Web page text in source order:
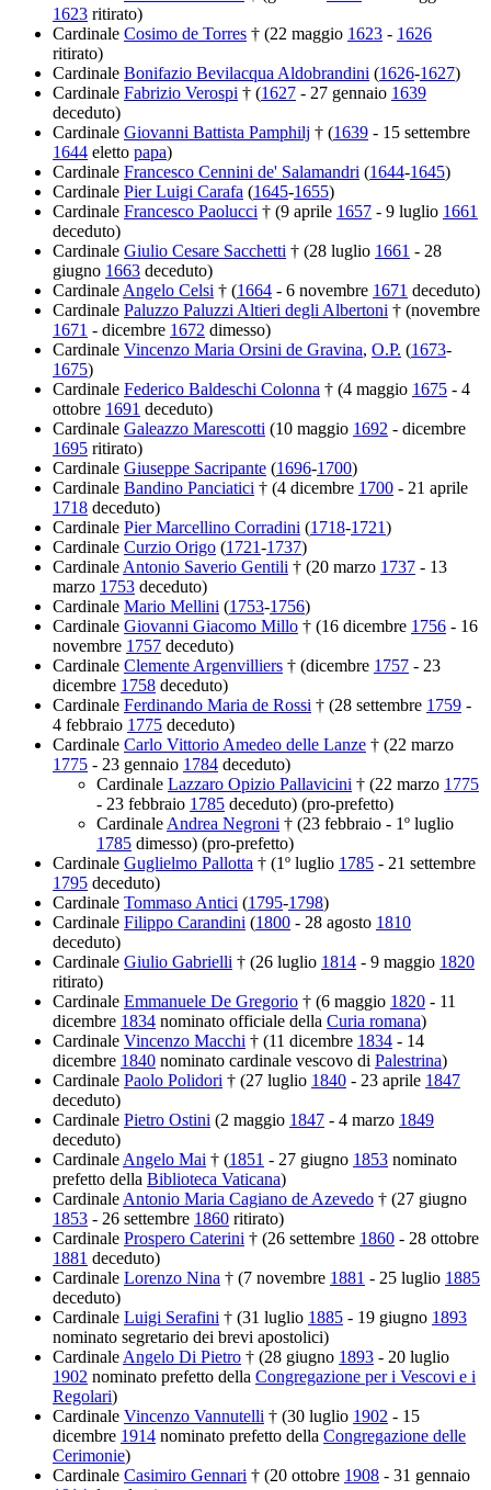
1623 ritirato)
Cardinale Cosimo de Torres † (22 maggio 1623 - 1626
ritirato)
Cardinale Bonifazio Bevilacqua Aldobrandini (1626-1627)
Cardinale Fabrizio Verospi † (1627 - 27 gennaio 1639
deceduto)
Cardinale Giovanni Battista Pamphilj † (1639 - 15 settembre
1644 eletto papa)
Cardinale Francesco Cennini de' Salamandri (1644-1645)
Cardinale Pier Luigi Carafa (1645-1655)
Cardinale Francesco Paolucci † (9 aprile 1657 - 9 luglio 1661
deceduto)
Cardinale Giulio Cesare Sacchetti † (28 luglio 1661 - 28
giugno 1663 deceduto)
Cardinale Angelo Celsi † (1664 - 6 novembre 1671 deceduto)
Cardinale Paluzzo Paluzzi Altieri degli Albertoni † (novembre
1671 - dicembre 1672 dimesso)
Cardinale Vincenzo Maria Orsini de Gravina, O.P. (1673-
1675)
Cardinale Federico Baldeschi Colonna † (4 maggio 1675 - 4
ottobre 1691 deceduto)
Cardinale Galeazzo Marescotti (10 maggio 1692 - dicembre
1695 ritirato)
Cardinale Giuseppe Sacripante (1696-1700)
Cardinale Bandino Panciatici † (4 dicembre 1700 - 21 aprile
1718 deceduto)
Cardinale Pier Marcellino Corradini (1718-1721)
Cardinale Curzio Origo (1721-1737)
Cardinale Antonio Saverio Gentili † (20 marzo 1737 - 13
marzo 1753 deceduto)
Cardinale Mario Mellini (1753-1756)
Cardinale Giovanni Giacomo Millo † (16 dicembre 1756 - 16
novembre 1757 deceduto)
Cardinale Clemente Argenvilliers † (dicembre 1757 - 23
dicembre 1758 deceduto)
Cardinale Ferdinando Maria de Rossi † (28 settembre 1759 -
4 febbraio 1775 deceduto)
Cardinale Carlo Vittorio Amedeo delle Lanze † (22 marzo
1775 - 23 gennaio 1784 deceduto)
Cardinale Lazzaro Opizio Pallavicini † (22 marzo 1775
- 23 febbraio 1785 deceduto) (pro-prefetto)
Cardinale Andrea Negroni † (23 febbraio - 1º luglio
1785 dimesso) (pro-prefetto)
Cardinale Guglielmo Pallotta † (1º luglio 1785 - 21 settembre
1795 deceduto)
Cardinale Tommaso Antici (1795-1798)
Cardinale Filippo Carandini (1800 - 28 agosto 1810
deceduto)
Cardinale Giulio Gabrielli † (26 luglio 1814 - 9 maggio 1820
ritirato)
Cardinale Emmanuele De Gregorio † (6 maggio 1820 - 11
dicembre 1834 nominato officiale della Curia romana)
Cardinale Vincenzo Macchi † (11 dicembre 1834 - 14
dicembre 1840 nominato cardinale vescovo di Palestrina)
Cardinale Paolo Polidori † (27 luglio 1840 - 23 aprile 1847
deceduto)
Cardinale Pietro Ostini (2 maggio 1847 - 4 marzo 1849
deceduto)
Cardinale Angelo Mai † (1851 - 27 giugno 1853 nominato
prefetto della Biblioteca Vaticana)
Cardinale Antonio Maria Cagiano de Azevedo † (27 giugno
1853 - 26 settembre 1860 ritirato)
Cardinale Prospero Caterini † (26 settembre 1860 - 28 ottobre
1881 deceduto)
Cardinale Lorenzo Nina † (7 novembre 1881 - 25 luglio 1885
deceduto)
Cardinale Luigi Serafini † (31 luglio 1885 - 19 giugno 1893
nominato segretario dei brevi apostolici)
Cardinale Angelo Di Pietro † (28 giugno 1893 - 20 luglio
1902 nominato prefetto della Congregazione per i Vescovi e i
Regolari)
Cardinale Vincenzo Vannutelli † (30 luglio 1902 - 15
dicembre 1914 nominato prefetto della Congregazione delle
Cerimonie)
Cardinale Casimiro Gennari † (20 ottobre 1908 - 31 gennaio